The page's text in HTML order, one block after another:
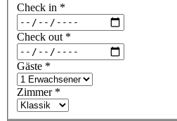
Check in *
Check out *
Gäste *
Zimmer *